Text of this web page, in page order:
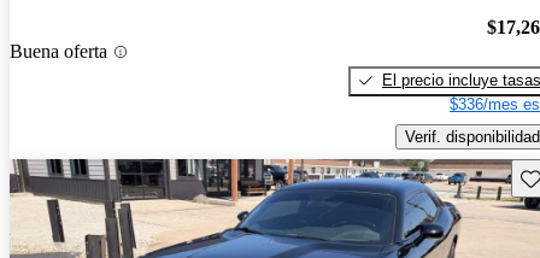
Buena oferta
El precio incluye tasas
$336/mes
Verif. disponibilidad